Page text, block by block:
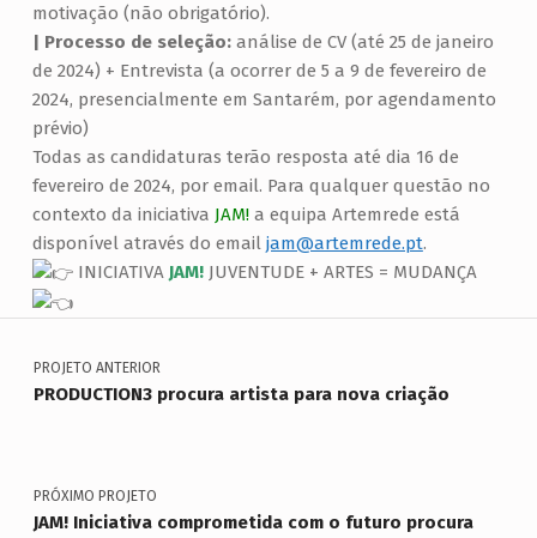
motivação (não obrigatório).
| Processo de seleção:análise de CV (até 25 de janeiro
de 2024) + Entrevista (a ocorrer de 5 a 9 de fevereiro de
2024, presencialmente em Santarém, por agendamento
prévio)
Todas as candidaturas terão resposta até dia 16 de
fevereiro de 2024, por email. Para qualquer questão no
contexto da iniciativa JAM!a equipa Artemrede está
disponível através do email jam@artemrede.pt.
INICIATIVA JAM! JUVENTUDE + ARTES = MUDANÇA
Voltar à navegação principal
Navegação de artigos
PROJETO ANTERIOR
PRODUCTION3 procura artista para nova criação
PRÓXIMO PROJETO
JAM! Iniciativa comprometida com o futuro procura